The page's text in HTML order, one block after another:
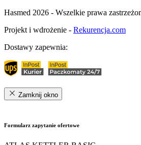
Hasmed 2026 - Wszelkie prawa
Projekt i wdrożenie - Rekurencja.com
Dostawy zapewnia:
Zamknij okno
Formularz zapytanie ofertowe